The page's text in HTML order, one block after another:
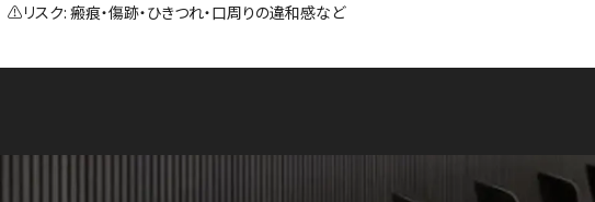
⚠️リスク: 瘢痕・傷跡・ひきつれ・口周りの違和感など